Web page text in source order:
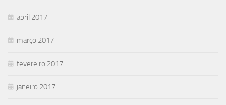
abril 2017
março 2017
fevereiro 2017
janeiro 2017